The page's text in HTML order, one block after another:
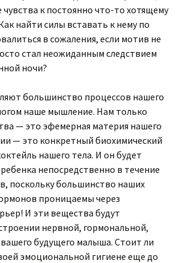
к постоянно что-то хотящему
найти силы вставать к нему по
в сожаления, если мотив не
стал неожиданным следствием
ночи?
большинство процессов нашего
наше мышление. Нам только
— это эфемерная материя нашего
— это конкретный биохимический
нашего тела. И он будет
непосредственно в течение
поскольку большинство наших
проницаемы через
И эти вещества будут
нервной, гормональной,
будущего малыша. Стоит ли
эмоциональной гигиене еще до